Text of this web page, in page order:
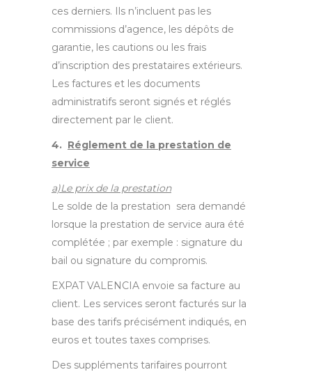
ces derniers. Ils n’incluent pas les
commissions d’agence, les dépôts de
garantie, les cautions ou les frais
d’inscription des prestataires extérieurs.
Les factures et les documents
administratifs seront signés et réglés
directement par le client.
4. Réglement de la prestation de
service
a)Le prix de la prestation
Le solde de la prestation sera demandé
lorsque la prestation de service aura été
complétée ; par exemple : signature du
bail ou signature du compromis.
EXPAT VALENCIA envoie sa facture au
client. Les services seront facturés sur la
base des tarifs précisément indiqués, en
euros et toutes taxes comprises.
Des suppléments tarifaires pourront